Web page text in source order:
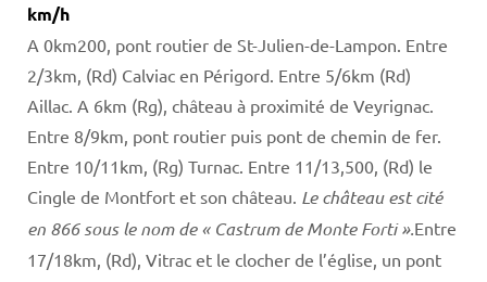
km/h
A 0km200, pont routier de St-Julien-de-Lampon. Entre
2/3km, (Rd) Calviac en Périgord. Entre 5/6km (Rd)
Aillac. A 6km (Rg), château à proximité de Veyrignac.
Entre 8/9km, pont routier puis pont de chemin de fer.
Entre 10/11km, (Rg) Turnac. Entre 11/13,500, (Rd) le
Cingle de Montfort et son château. Le château est cité
en 866 sous le nom de « Castrum de Monte Forti ».Entre
17/18km, (Rd), Vitrac et le clocher de l’église, un pont